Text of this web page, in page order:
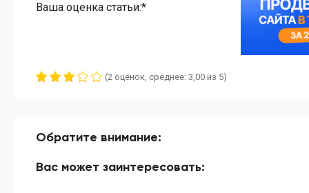
Ваша оценка статьи:*
(2 оценок, среднее: 3,00 из 5)
Обратите внимание:
Вас может заинтересовать: